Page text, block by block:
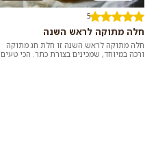
5
חלה מתוקה לראש השנה
חלה מתוקה לראש השנה זו חלת חג מתוקה
ורכה במיוחד, שמכינים בצורת כתר. הכי טעים